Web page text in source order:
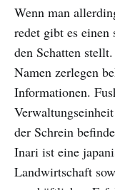
Wenn man
redet gibt es
den Schatten
Namen zerlegen
Informationen.
der Schrein
Inari ist eine
Landwirtschaft